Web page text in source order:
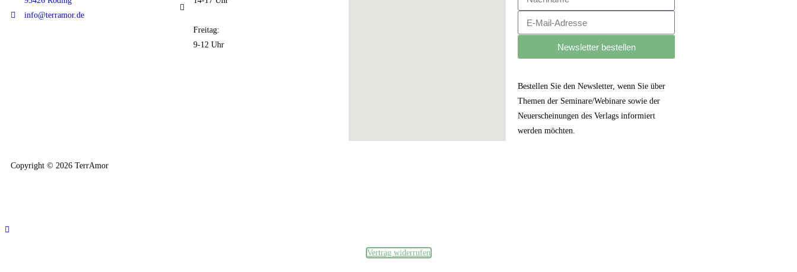
info@terramor.de
Freitag:
9-12 Uhr
Newsletter bestellen
Bestellen Sie den Newsletter, wenn Sie über
Themen der Seminare/Webinare sowie der
Neuerscheinungen des Verlags informiert
werden möchten.
Copyright © 2026 TerrAmor
Vertrag widerrufen